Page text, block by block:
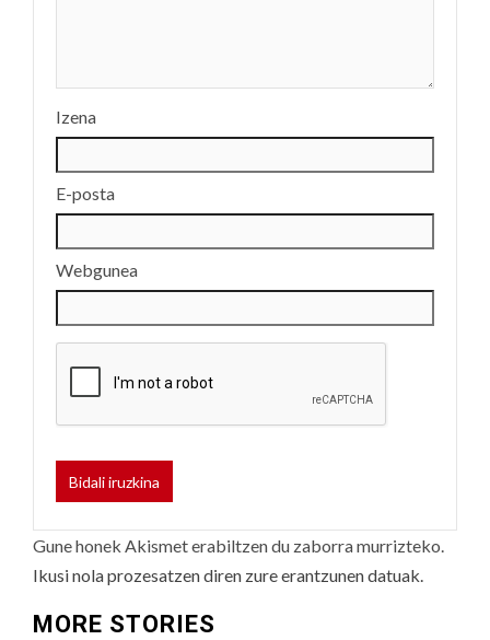
Izena
E-posta
Webgunea
Gune honek Akismet erabiltzen du zaborra murrizteko.
Ikusi nola prozesatzen diren zure erantzunen datuak.
MORE STORIES